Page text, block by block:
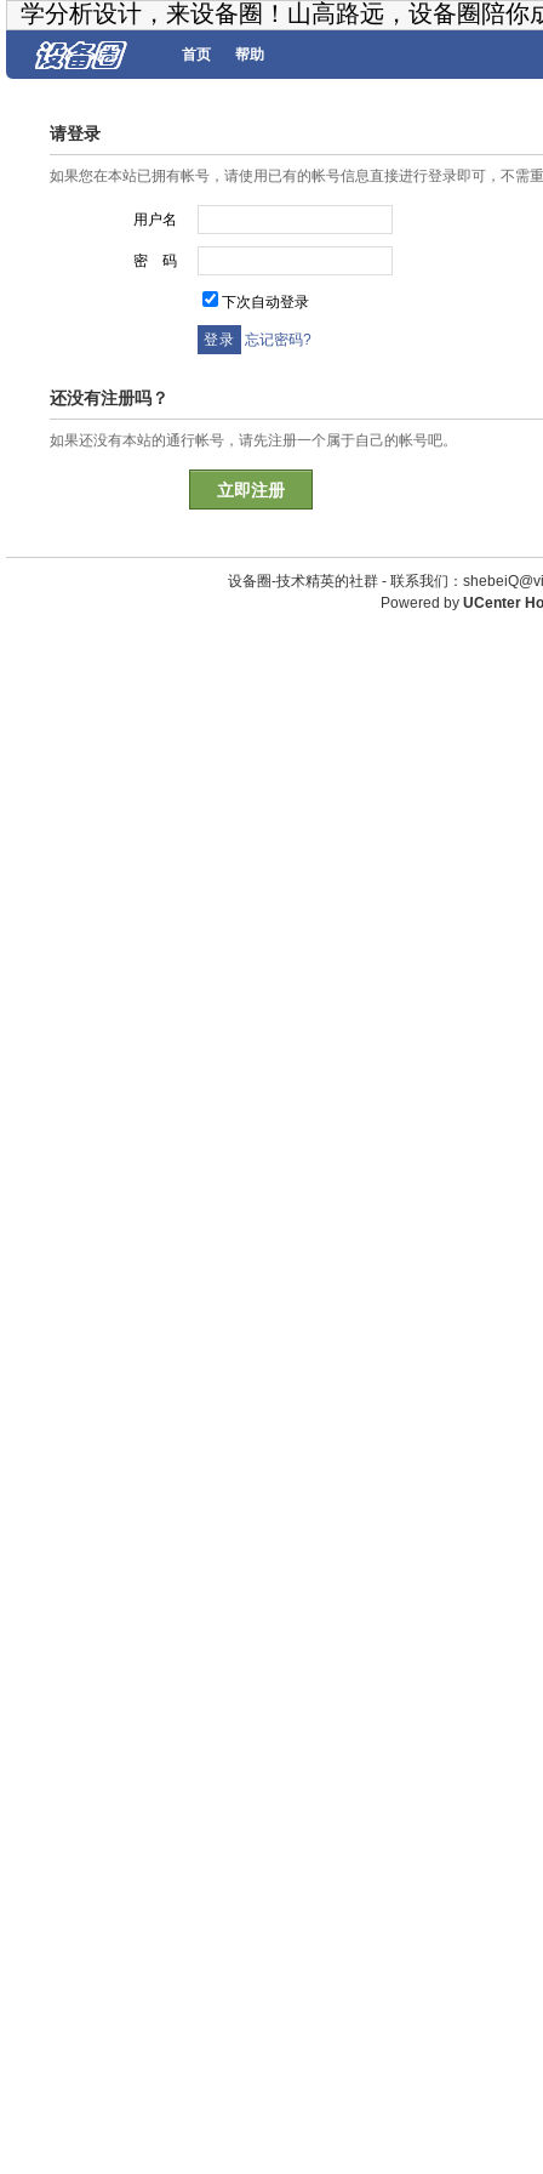
学分析设计，来设备圈！山高路远，设备圈陪你
首页 帮助
请登录
如果您在本站已拥有帐号，请使用已有的帐号信息直接进行登录即可，不需
用户名
密 码
下次自动登录
忘记密码?
还没有注册吗？
如果还没有本站的通行帐号，请先注册一个属于自己的帐号吧。
立即注册
设备圈-技术精英的社群 - 联系我们：
Powered by UCenter